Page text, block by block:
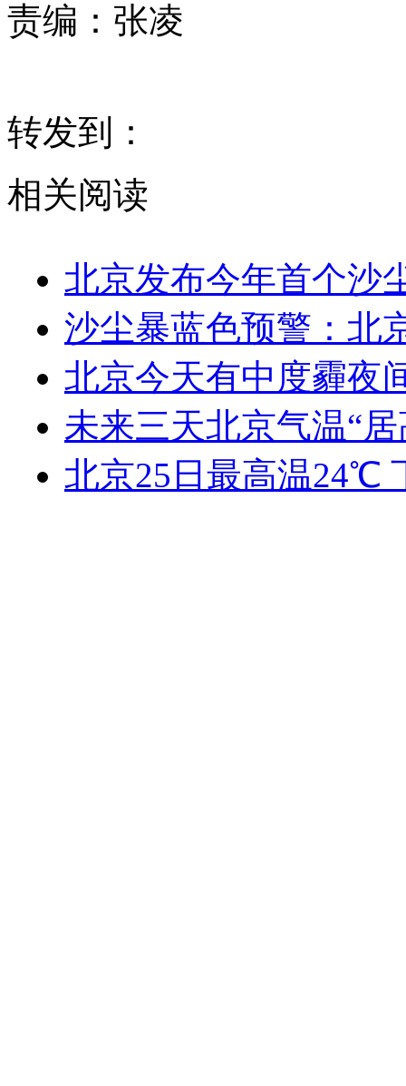
责编： 张凌
转发到：
相关阅读
北京发布今年首个沙
沙尘暴蓝色预警：北
北京今天有中度霾夜
未来三天北京气温“
北京25日最高温24℃